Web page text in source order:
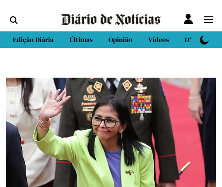
Edição Diária Últimas Opinião Vídeos DN Sport